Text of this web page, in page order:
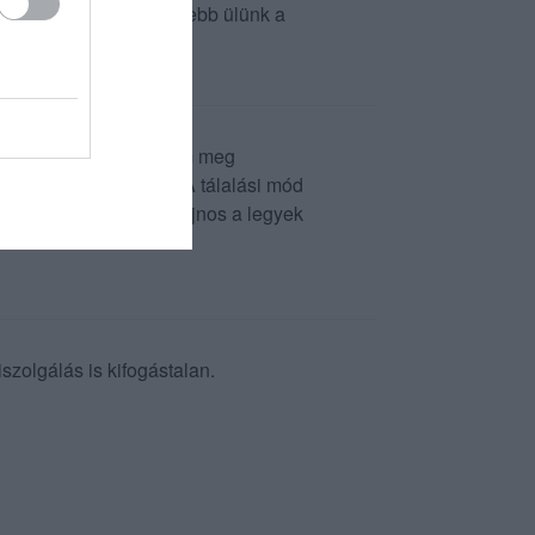
legközelebb messzebb ülünk a
belőle. Itt kóstoltam meg
előétel lett belőle. A tálalási mód
zavaró volt, hogy sajnos a legyek
is kifogástalan.